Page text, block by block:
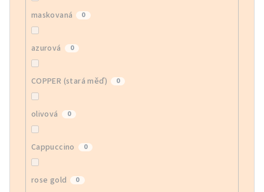
maskovaná 0
azurová 0
COPPER (stará měď) 0
olivová 0
Cappuccino 0
rose gold 0